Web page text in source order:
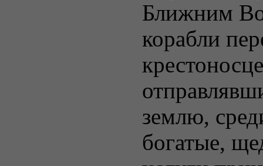
Ближним
корабли
землю,
богатые,